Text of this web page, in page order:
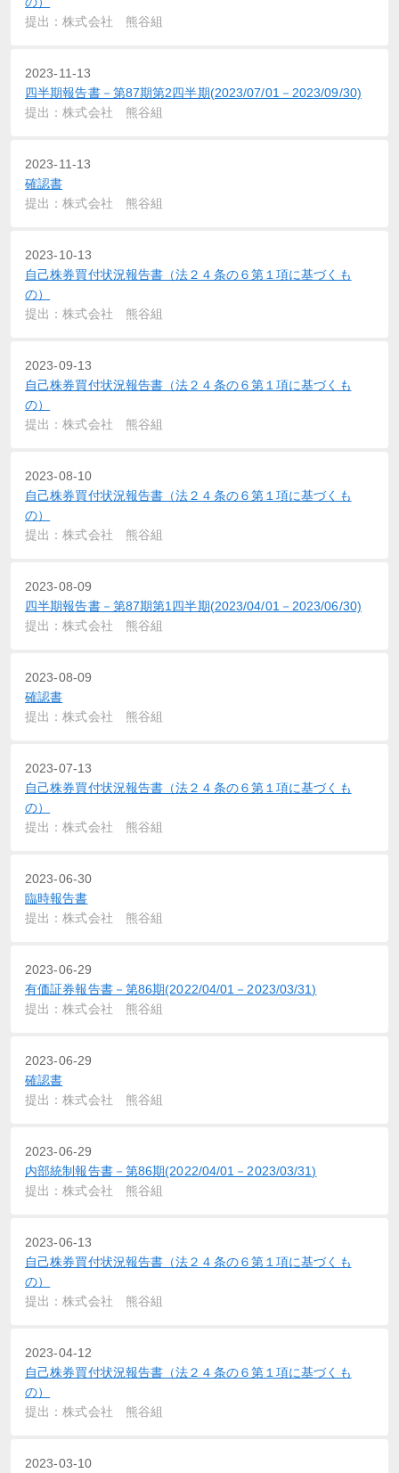
提出：株式会社 熊谷組
2023-11-13
四半期報告書－第87期第2四半期(2023/07/01－2023/09/30)
提出：株式会社 熊谷組
2023-11-13
確認書
提出：株式会社 熊谷組
2023-10-13
自己株券買付状況報告書（法２４条の６第１項に基づくも
の）
提出：株式会社 熊谷組
2023-09-13
自己株券買付状況報告書（法２４条の６第１項に基づくも
の）
提出：株式会社 熊谷組
2023-08-10
自己株券買付状況報告書（法２４条の６第１項に基づくも
の）
提出：株式会社 熊谷組
2023-08-09
四半期報告書－第87期第1四半期(2023/04/01－2023/06/30)
提出：株式会社 熊谷組
2023-08-09
確認書
提出：株式会社 熊谷組
2023-07-13
自己株券買付状況報告書（法２４条の６第１項に基づくも
の）
提出：株式会社 熊谷組
2023-06-30
臨時報告書
提出：株式会社 熊谷組
2023-06-29
有価証券報告書－第86期(2022/04/01－2023/03/31)
提出：株式会社 熊谷組
2023-06-29
確認書
提出：株式会社 熊谷組
2023-06-29
内部統制報告書－第86期(2022/04/01－2023/03/31)
提出：株式会社 熊谷組
2023-06-13
自己株券買付状況報告書（法２４条の６第１項に基づくも
の）
提出：株式会社 熊谷組
2023-04-12
自己株券買付状況報告書（法２４条の６第１項に基づくも
の）
提出：株式会社 熊谷組
2023-03-10